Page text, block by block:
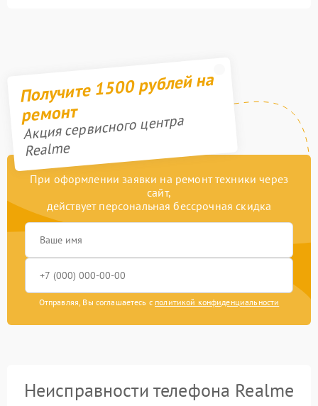
Получите 1500 рублей на
ремонт
Акция сервисного центра
Realme
При оформлении заявки на ремонт техники через
сайт,
действует персональная бессрочная скидка
Отправляя, Вы соглашаетесь с политикой конфиденциальности
Неисправности телефона Realme